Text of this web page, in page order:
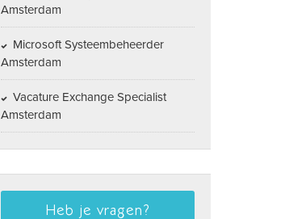
Amsterdam
Microsoft Systeembeheerder
Amsterdam
Vacature Exchange Specialist
Amsterdam
Heb je vragen?